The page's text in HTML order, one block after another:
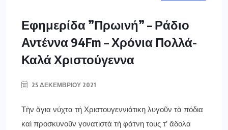
Εφημερίδα ”Πρωινή” – Ράδιο
Αντέννα 94Fm – Χρόνια Πολλά-
Καλά Χριστούγεννα
25 ΔΕΚΕΜΒΡΊΟΥ 2021
Τὴν ἅγια νύχτα τή Χριστουγεννιάτικη λυγοῦν τὰ πόδια
καὶ προσκυνοῦν γονατιστὰ τὴ φάτνη τους τ’ ἄδολα